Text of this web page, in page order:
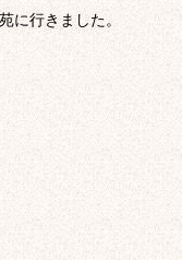
に行きました。